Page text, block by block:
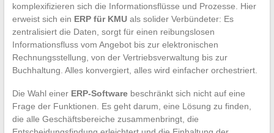
komplexifizieren sich die Informationsflüsse und Prozesse. Hier
erweist sich ein ERP für KMUals solider Verbündeter: Es
zentralisiert die Daten, sorgt für einen reibungslosen
Informationsfluss vom Angebot bis zur elektronischen
Rechnungsstellung, von der Vertriebsverwaltung bis zur
Buchhaltung. Alles konvergiert, alles wird einfacher orchestriert.
Die Wahl einer ERP-Softwarebeschränkt sich nicht auf eine
Frage der Funktionen. Es geht darum, eine Lösung zu finden,
die alle Geschäftsbereiche zusammenbringt, die